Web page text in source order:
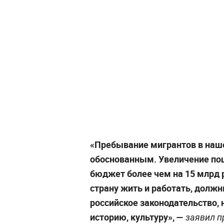
«Пребывание мигрантов в
обоснованным. Увеличение
бюджет более чем на 15 млрд
страну жить и работать,
российское
историю, культуру», — заявил